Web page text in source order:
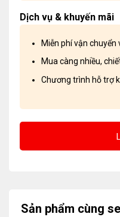
Dịch vụ & khuyến mãi
Miễn phí vận
Mua càng nhiều,
Chương trình hỗ trợ
Sản phẩm cùng